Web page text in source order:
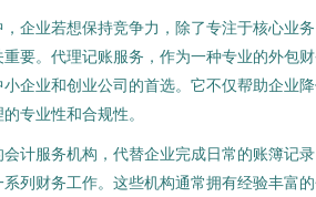
企业若想保持竞争力，除了专注于核心业务
要。代理记账服务，作为一种专业的外包
企业和创业公司的首选。它不仅帮助企业
专业性和合规性。
计服务机构，代替企业完成日常的账簿记
列财务工作。这些机构通常拥有经验丰富